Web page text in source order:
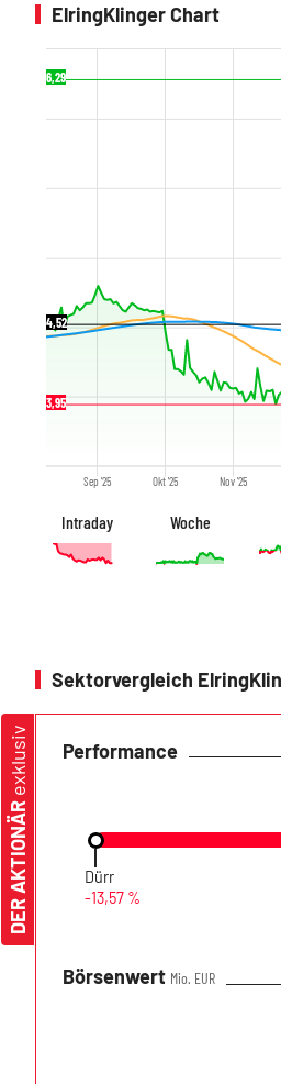
ElringKlinger Chart
Sep '25 Okt '25 Nov '25
4,52
3,95
6,29
Intraday Woche
Sektorvergleich
Performance
Dürr
-13,57 %
Börsenwert Mio. EUR
DER AKTIONÄR
exklusiv